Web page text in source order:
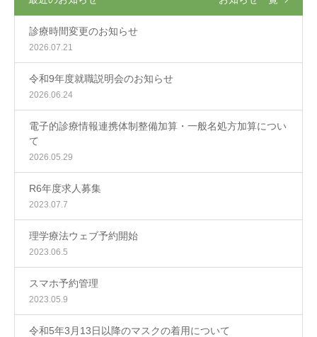
診療時間変更のお知らせ
2026.07.21
令和9年度就職説明会のお知らせ
2026.06.24
電子的診療情報連携体制整備加算・一般名処方加算につい
て
2026.05.29
R6年度求人募集
2023.07.7
理学療法ウェブ予約開始
2023.06.5
スマホ予約管理
2023.05.9
令和5年3月13日以降のマスクの着用について